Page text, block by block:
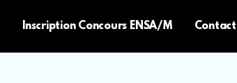
Inscription Concours ENSA/M Contact